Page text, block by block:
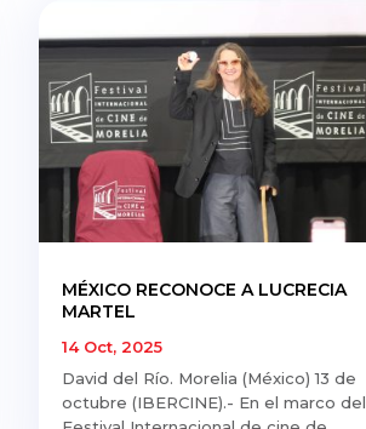
MÉXICO RECONOCE A LUCRECIA
MARTEL
14 Oct, 2025
David del Río. Morelia (México) 13 de
octubre (IBERCINE).- En el marco del